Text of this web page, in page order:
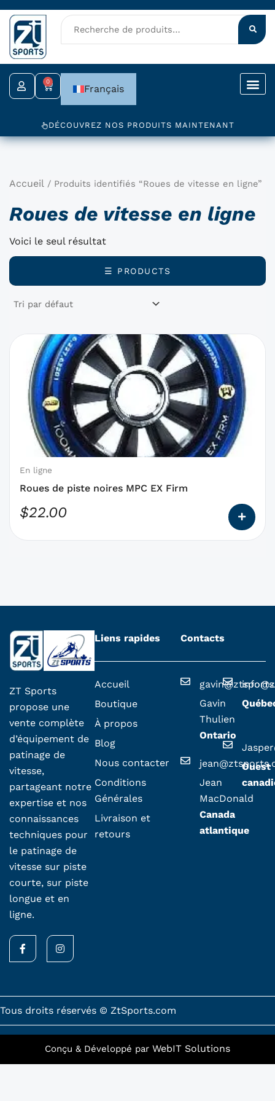
Aller
au
contenu
0
Panier Français
DÉCOUVREZ NOS PRODUITS MAINTENANT
Accueil / Produits identifiés “Roues de vitesse en ligne”
Roues de vitesse en ligne
Voici le seul résultat
☰ PRODUCTS
En ligne
Roues de piste noires MPC EX Firm
$22.00
produit
des
options
qui
peuvent
choisies
sur
page
ZT Sports
propose une
vente complète
d’équipement de
patinage de
vitesse,
partageant notre
expertise et nos
connaissances
techniques pour
le patinage de
vitesse sur piste
courte, sur piste
longue et en
ligne.
F
a
o
k
-
f
I
n
r
a
m
Liens rapides
Accueil
Boutique
À propos
Blog
Nous contacter
Conditions
Générales
Livraison et
retours
Contacts
Gavin
Thulien
Ontario
Jean
MacDonald
Canada
atlantique
Ouest
Tous droits réservés © ZtSports.com
Conçu & Développé par WebIT Solutions